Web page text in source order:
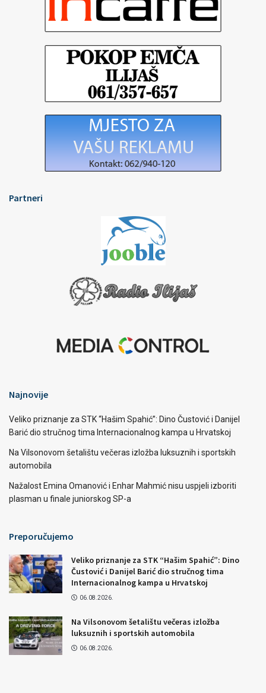
Partneri
Najnovije
Veliko priznanje za STK “Hašim Spahić”: Dino Čustović i Danijel
Barić dio stručnog tima Internacionalnog kampa u Hrvatskoj
Na Vilsonovom šetalištu večeras izložba luksuznih i sportskih
automobila
Nažalost Emina Omanović i Enhar Mahmić nisu uspjeli izboriti
plasman u finale juniorskog SP-a
Preporučujemo
Veliko priznanje za STK “Hašim Spahić”: Dino
Čustović i Danijel Barić dio stručnog tima
Internacionalnog kampa u Hrvatskoj
06.08.2026.
Na Vilsonovom šetalištu večeras izložba
luksuznih i sportskih automobila
06.08.2026.